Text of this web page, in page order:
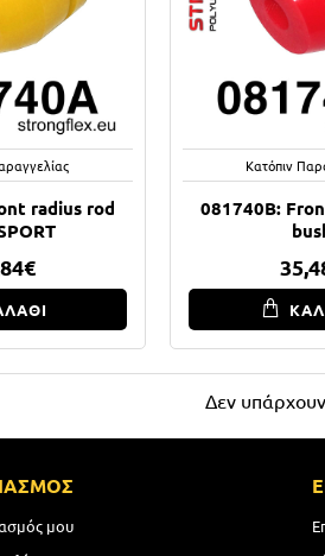
radius rod
Κατόπιν
081740B:
Δεν
μου